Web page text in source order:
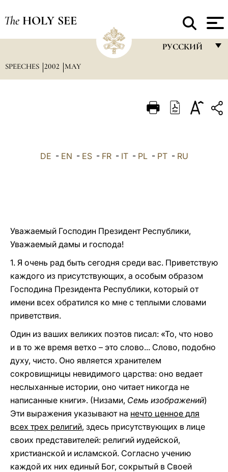
The HOLY SEE
РУССКИЙ
ITALIANO
中文
SPEECHES 2002 MAY
DE - EN - ES- FR- IT- PL- PT- RU
Уважаемый Господин Президент Республики,
Уважаемый дамы и господа!
1. Я очень рад быть сегодня среди вас. Приветствую
каждого из присутствующих, а особым образом
Господина Президента Республики, который от
имени всех обратился ко мне с теплыми словами
приветствия.
Один из ваших великих поэтов писал: «То, что ново
и в то же время ветхо – это слово... Слово, подобно
духу, чисто. Оно является хранителем
сокровищницы невидимого царства: оно ведает
неслыханные истории, оно читает никогда не
написанные книги». (Низами, Семь изображений)
Эти выражения указывают на нечто ценное для
всех трех религий, здесь присутствующих в лице
своих представителей: религий иудейской,
христианской и исламской. Согласно учению
каждой их них единый Бог, сокрытый в Своей